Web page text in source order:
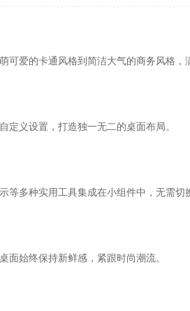
爱的卡通风格到简洁大气的商务风格，
定义设置，打造独一无二的桌面布局。
多种实用工具集成在小组件中，无需切
面始终保持新鲜感，紧跟时尚潮流。